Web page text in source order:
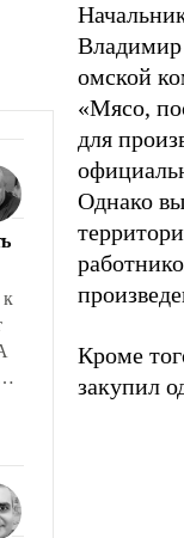
к
Владимир
омской
«Мясо,
для
Однако
Кроме
закупил